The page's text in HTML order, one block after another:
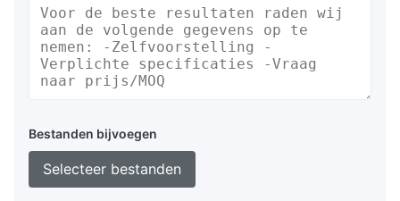
Bestanden bijvoegen
Selecteer bestanden